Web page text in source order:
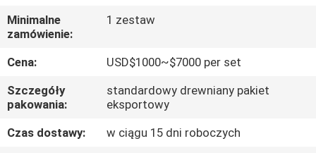
WYCIECZKA
PO
FABRYCE
KONTROLA
JAKOŚCI
Minimalne
zamówienie:
1 zestaw
Cena:
USD$1000~$7000 per set
Szczegóły
pakowania:
standardowy drewniany pakiet
eksportowy
Czas dostawy:
w ciągu 15 dni roboczych